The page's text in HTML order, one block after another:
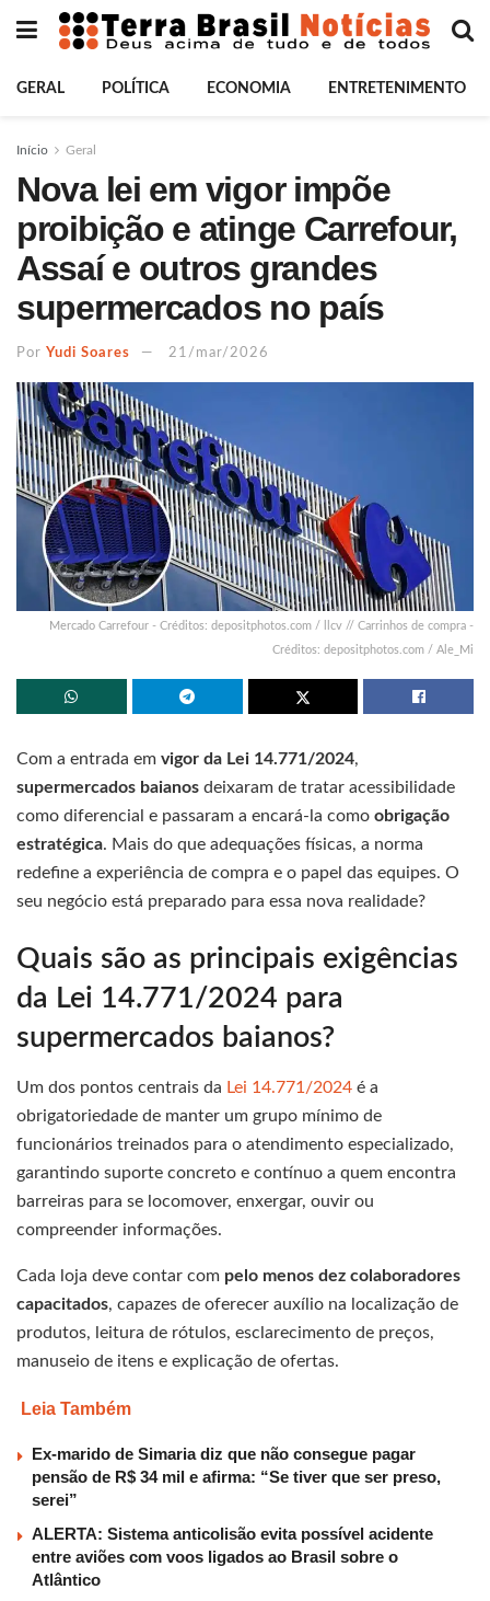
GERAL POLÍTICA ECONOMIA ENTRETENIMENTO
Início Geral
Nova lei em vigor impõe
proibição e atinge Carrefour,
Assaí e outros grandes
supermercados no país
Por Yudi Soares 21/mar/2026
Mercado Carrefour - Créditos: depositphotos.com / llcv // Carrinhos de compra -
Créditos: depositphotos.com / Ale_Mi
Com a entrada em vigor da Lei 14.771/2024,
supermercados baianos deixaram de tratar acessibilidade
como diferencial e passaram a encará-la como obrigação
estratégica. Mais do que adequações físicas, a norma
redefine a experiência de compra e o papel das equipes. O
seu negócio está preparado para essa nova realidade?
Quais são as principais exigências
da Lei 14.771/2024 para
supermercados baianos?
Um dos pontos centrais da Lei 14.771/2024 é a
obrigatoriedade de manter um grupo mínimo de
funcionários treinados para o atendimento especializado,
garantindo suporte concreto e contínuo a quem encontra
barreiras para se locomover, enxergar, ouvir ou
compreender informações.
Cada loja deve contar com pelo menos dez colaboradores
capacitados, capazes de oferecer auxílio na localização de
produtos, leitura de rótulos, esclarecimento de preços,
manuseio de itens e explicação de ofertas.
Leia Também
Ex-marido de Simaria diz que não consegue pagar
pensão de R$ 34 mil e afirma: “Se tiver que ser preso,
serei”
ALERTA: Sistema anticolisão evita possível acidente
entre aviões com voos ligados ao Brasil sobre o
Atlântico